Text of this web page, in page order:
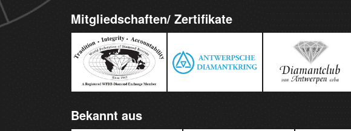
Mitgliedschaften/ Zertifikate
Bekannt aus